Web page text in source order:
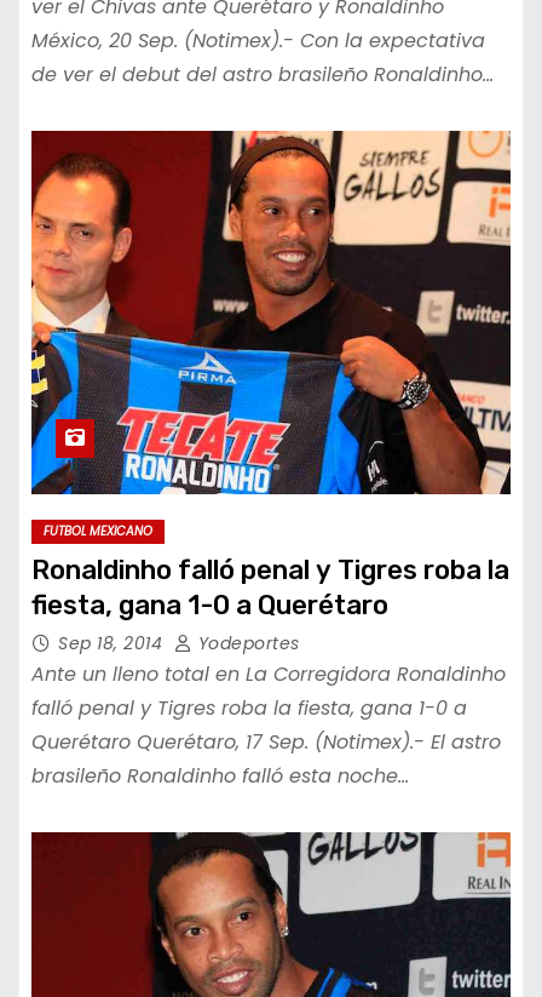
ver el Chivas ante Querétaro y Ronaldinho
México, 20 Sep. (Notimex).- Con la expectativa
de ver el debut del astro brasileño Ronaldinho…
FUTBOL MEXICANO
Ronaldinho falló penal y Tigres roba la
fiesta, gana 1-0 a Querétaro
Sep 18, 2014 Yodeportes
Ante un lleno total en La Corregidora Ronaldinho
falló penal y Tigres roba la fiesta, gana 1-0 a
Querétaro Querétaro, 17 Sep. (Notimex).- El astro
brasileño Ronaldinho falló esta noche…